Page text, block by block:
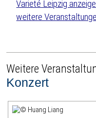
weitere
Weitere
Konzert